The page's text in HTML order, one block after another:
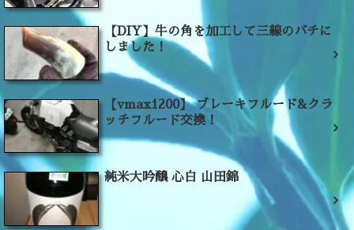
【DIY】牛の角を加工して三線のバチに
しました！
【vmax1200】 ブレーキフルード&クラ
ッチフルード交換！
純米大吟醸 心白 山田錦